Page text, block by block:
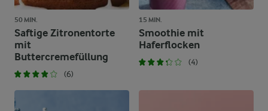
50 MIN.
Saftige Zitronentorte
mit
Buttercremefüllung
(6)
15 MIN.
Smoothie mit
Haferflocken
(4)